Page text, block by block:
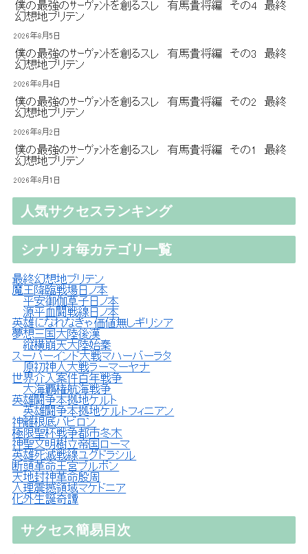
僕の最強のｻｰｳﾞｧﾝﾄを創るスレ 有馬貴将編 その4 最終
幻想地ブリテン
2026年8月5日
僕の最強のｻｰｳﾞｧﾝﾄを創るスレ 有馬貴将編 その3 最終
幻想地ブリテン
2026年8月4日
僕の最強のｻｰｳﾞｧﾝﾄを創るスレ 有馬貴将編 その2 最終
幻想地ブリテン
2026年8月2日
僕の最強のｻｰｳﾞｧﾝﾄを創るスレ 有馬貴将編 その1 最終
幻想地ブリテン
2026年8月1日
人気サクセスランキング
シナリオ毎カテゴリ一覧
最終幻想地ブリテン
魔王降臨戦場日ノ本
平安御伽草子日ノ本
源平血闘戦線日ノ本
英雄になれなきゃ価値無しギリシア
夢想三国大陸後漢
縦横崩天大陸始秦
スーパーインド大戦マハーバーラタ
原初神人大戦ラーマーヤナ
世界介入案件百年戦争
大海覇権航海戦争
英雄闘争本拠地ケルト
英雄闘争本拠地ケルトフィニアン
神離根底バビロン
極限聖杯戦争都市冬木
神聖文明樹立帝国ローマ
英雄死滅戦線ユグドラシル
断頭革命王宮ブルボン
天地封神革命殷周
人理震撼領域マケドニア
化外生誕奇譚
サクセス簡易目次